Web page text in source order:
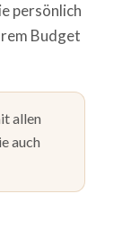
persönlich
Budget
allen
auch